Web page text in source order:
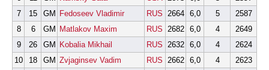
7
15 GM Fedoseev Vladimir RUS 2664 6,0 5
2587
8
6 GM Matlakov Maxim RUS 2682 6,0 4
2649
9
26 GM Kobalia Mikhail RUS 2632 6,0 4
2624
10
18 GM Zvjaginsev Vadim RUS 2662 6,0 4
2623